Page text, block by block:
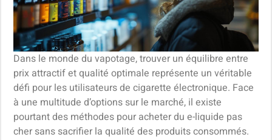
Dans le monde du vapotage, trouver un équilibre entre
prix attractif et qualité optimale représente un véritable
défi pour les utilisateurs de cigarette électronique. Face
à une multitude d’options sur le marché, il existe
pourtant des méthodes pour acheter du e-liquide pas
cher sans sacrifier la qualité des produits consommés.